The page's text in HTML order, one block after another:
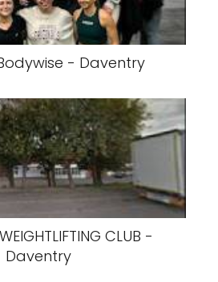
- Daventry
CLUB -
Daventry